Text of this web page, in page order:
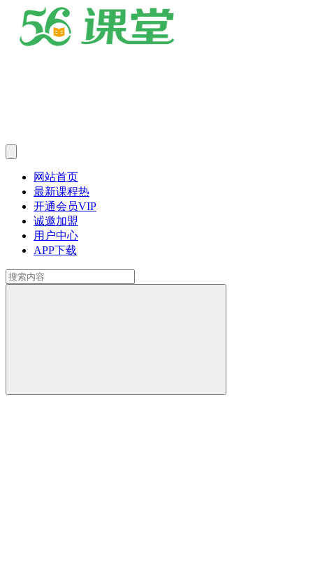
网站首页
最新课程热
开通会员VIP
诚邀加盟
用户中心
APP下载